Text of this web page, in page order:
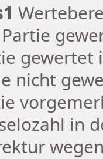
gewertet
nicht
in